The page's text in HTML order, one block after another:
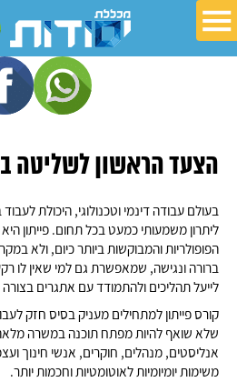
הצעד הראשון לשליטה
בעולם עבודה דינמי וטכנולוגי, היכולת
ליתרון משמעותי כמעט בכל תחום. פייתון
הפופולריות והמבוקשות ביותר כיום, ולא
ברורה ונגישה, שמאפשרת גם למי שאין לו
לייעל תהליכים ולהתמודד עם אתגרים
קורס פייתון למתחילים מעניק בסיס חזק
שלא שואף להיות מפתח תוכנה במשרה
אנליסטים, מנהלים, חוקרים, אנשי חינוך
משימות יומיומיות לאוטומטיות וחכמות יותר.